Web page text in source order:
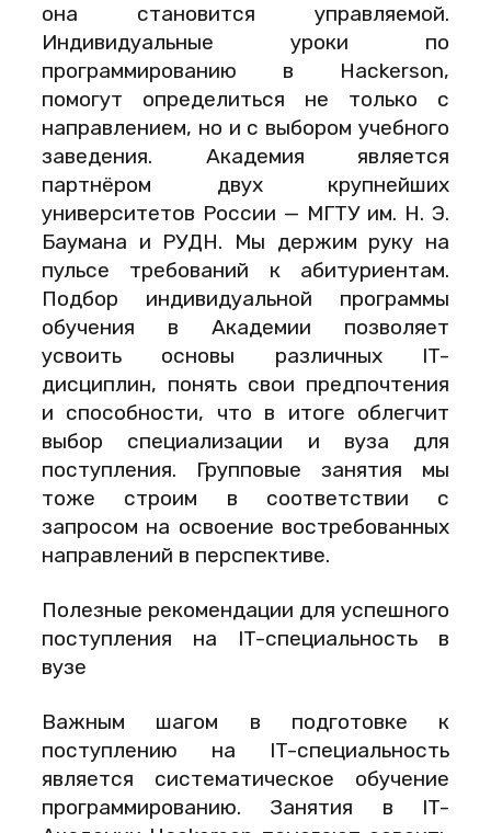
она становится управляемой.
Индивидуальные уроки по
программированию в Hackerson,
помогут определиться не только с
направлением, но и с выбором учебного
заведения. Академия является
партнёром двух крупнейших
университетов России — МГТУ им. Н. Э.
Баумана и РУДН. Мы держим руку на
пульсе требований к абитуриентам.
Подбор индивидуальной программы
обучения в Академии позволяет
усвоить основы различных IT-
дисциплин, понять свои предпочтения
и способности, что в итоге облегчит
выбор специализации и вуза для
поступления. Групповые занятия мы
тоже строим в соответствии с
запросом на освоение востребованных
направлений в перспективе.
Полезные рекомендации для успешного
поступления на IT-специальность в
вузе
Важным шагом в подготовке к
поступлению на IT-специальность
является систематическое обучение
программированию. Занятия в IT-